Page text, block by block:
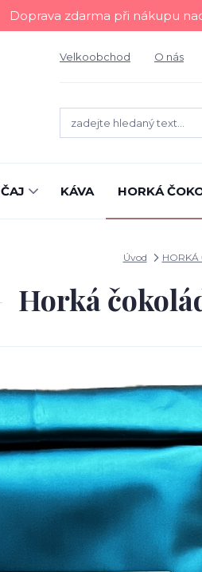
Doprava zdarma při nákupu
Velkoobchod O nás
ČAJ KÁVA HORKÁ
Úvod
Horká